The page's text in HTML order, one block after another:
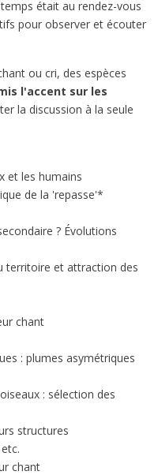
était au rendez-vous
pour observer et écouter
ou cri, des espèces
l'accent sur les
la discussion à la seule
et les humains
de la 'repasse'*
? Évolutions
territoire et attraction des
chant
: plumes asymétriques
: sélection des
structures
chant